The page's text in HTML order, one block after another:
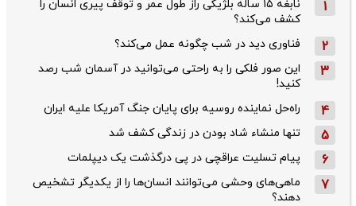
1
نابغه ۱۵ ساله بلژیکی راز طول عمر و توقف پیری انسان را
کشف می‌کند؟
2 فناوری دید در شب چگونه عمل می‌کند؟
3
این صور فلکی را به راحتی می‌توانید در آسمان شب رصد
کنید!
4 راه‌حل نماینده روسیه برای پایان جنگ آمریکا علیه ایران
5 تنها منشاء شاد بودن در زندگی کشف شد
6 پیام تسلیت عراقچی در پی درگذشت یک دیپلمات
7
ماهی‌های وحشی می‌توانند انسان‌ها را از یکدیگر تشخیص
دهند؟